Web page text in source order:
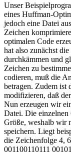
Unser
eines Huffman-
jedoch eine Datei
Zeichen
optimalen Code
hat also zunächst
durchkämmen und
Zeichen zu
codieren, muß die
betragen. Zudem ist
modifizieren, daß
Nun erzeugen wir
Datei. Die einzelnen
Größe, weshalb wir
speichern. Liegt
die Zeichenfolge 4,
001100110111